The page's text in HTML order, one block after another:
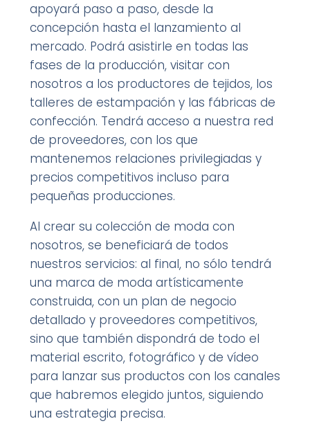
apoyará paso a paso, desde la
concepción hasta el lanzamiento al
mercado. Podrá asistirle en todas las
fases de la producción, visitar con
nosotros a los productores de tejidos, los
talleres de estampación y las fábricas de
confección. Tendrá acceso a nuestra red
de proveedores, con los que
mantenemos relaciones privilegiadas y
precios competitivos incluso para
pequeñas producciones.
Al crear su colección de moda con
nosotros, se beneficiará de todos
nuestros servicios: al final, no sólo tendrá
una marca de moda artísticamente
construida, con un plan de negocio
detallado y proveedores competitivos,
sino que también dispondrá de todo el
material escrito, fotográfico y de vídeo
para lanzar sus productos con los canales
que habremos elegido juntos, siguiendo
una estrategia precisa.